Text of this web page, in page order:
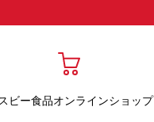
ビー食品オンラインショップ